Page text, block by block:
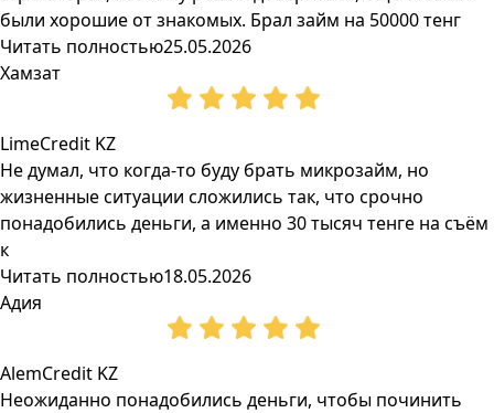
были хорошие от знакомых. Брал займ на 50000 тенг
Читать полностью25.05.2026
Хамзат
LimeCredit KZ
Не думал, что когда-то буду брать микрозайм, но
жизненные ситуации сложились так, что срочно
понадобились деньги, а именно 30 тысяч тенге на съём
к
Читать полностью18.05.2026
Адия
AlemCredit KZ
Неожиданно понадобились деньги, чтобы починить